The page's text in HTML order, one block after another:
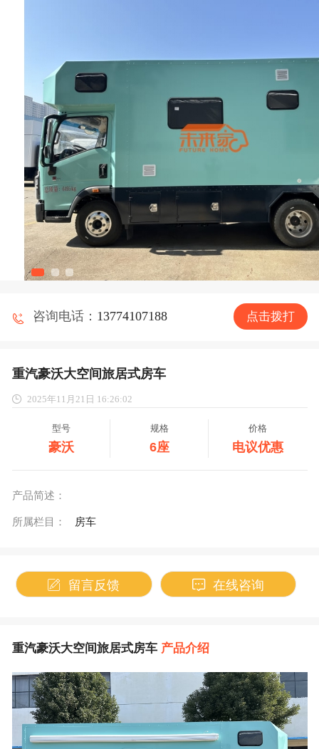
点击拨打
咨询电话： 13774107188
重汽豪沃大空间旅居式房车
2025年11月21日 16:26:02
型号
豪沃
规格
6座
价格
电议优惠
产品简述：
所属栏目： 房车
留言反馈 在线咨询
重汽豪沃大空间旅居式房车 产品介绍